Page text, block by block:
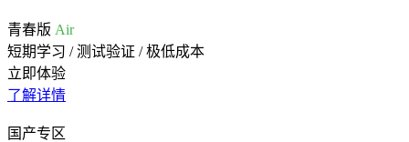
青春版 Air
短期学习 / 测试验证 / 极低成本
立即体验
了解详情
国产专区